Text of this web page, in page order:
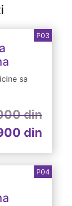
P03
sa
din
din
P04